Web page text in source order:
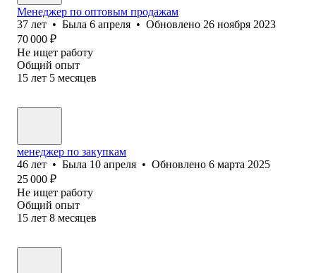
Менеджер по оптовым продажам
37 лет • Была 6 апреля • Обновлено 26 ноября 2023
70 000 ₽
Не ищет работу
Общий опыт
15 лет 5 месяцев
менеджер по закупкам
46 лет • Была 10 апреля • Обновлено 6 марта 2025
25 000 ₽
Не ищет работу
Общий опыт
15 лет 8 месяцев